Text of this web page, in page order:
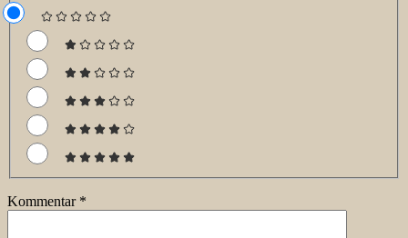
Kommentar *